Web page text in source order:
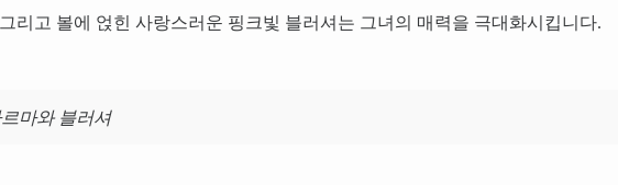
리고 볼에 얹힌 사랑스러운 핑크빛 블러셔는 그녀의 매력을 극대화시킵니다.
마와 블러셔